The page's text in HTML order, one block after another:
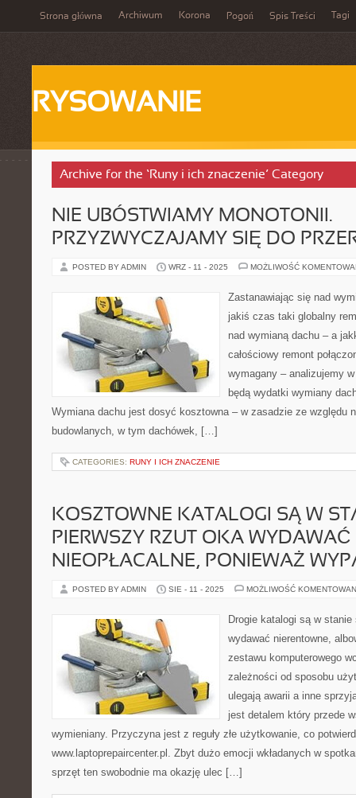
Strona główna Archiwum Korona Pogoń Spis Treści Tagi
RYSOWANIE
Archive for the ‘Runy i ich znaczenie’ Category
NIE UBÓSTWIAMY MONOTONII.
PRZYZWYCZAJAMY SIĘ DO
POSTED BY ADMIN WRZ - 11 - 2025 MOŻLIWOŚĆ
Zastanawiając się nad
jakiś czas taki globalny
nad wymianą dachu – a
całościowy remont
wymagany – analizujemy
będą wydatki wymiany
Wymiana dachu jest dosyć kosztowna – w zasadzie ze względu
budowlanych, w tym dachówek, […]
CATEGORIES: RUNY I ICH ZNACZENIE
KOSZTOWNE KATALOGI SĄ W
PIERWSZY RZUT OKA WYDAWAĆ
NIEOPŁACALNE, PONIEWAŻ
POSTED BY ADMIN SIE - 11 - 2025 MOŻLIWOŚĆ
Drogie katalogi są w
wydawać nierentowne,
zestawu komputerowego
zależności od sposobu
ulegają awarii a inne
jest detalem który przede
wymieniany. Przyczyna jest z reguły złe użytkowanie, co
www.laptoprepaircenter.pl. Zbyt dużo emocji wkładanych w
sprzęt ten swobodnie ma okazję ulec […]